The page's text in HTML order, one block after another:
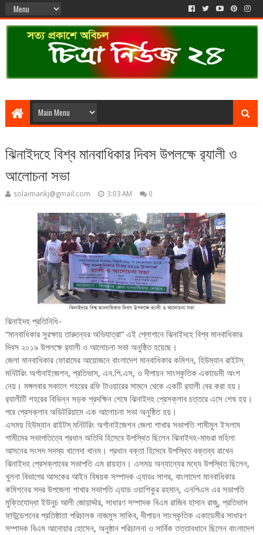
ঝিনাইদহে বিশ্ব মানবাধিকার দিবস উপলক্ষে র‌্যালী ও
আলোচনা সভা
solaimankj@gmail.com 3:03 AM 0
ঝিনাইদহ প্রতিনিধি-
“মানবাধিকার সুরক্ষায় তারুন্যের অভিযাত্রা” এই শ্লোগানে ঝিনাইদহে বিশ্ব মানবাধিকার
দিবস ২০১৯ উপলক্ষে র‌্যালী ও আলোচনা সভা অনুষ্ঠিত হয়েছে।
জেলা মানবাধিকার ফোরামের আয়োজনে বাংলাদেশ মানবাধিকার কমিশন, হিউম্যান রাইটস্
মনিটরিং অর্গানাইজেশন, প্রতিভাস, এন.পি.এস, ও দীপায়ন সাংস্কৃতিক একাডেমী অংশ
নেয়। মঙ্গলবার সকালে শহরের রফি টাওয়ারের সামনে থেকে একটি র‌্যালী বের করা হয়।
র‌্যালীটি শহরের বিভিন্ন সড়ক প্রদক্ষিন শেষে ঝিনাইদহ প্রেসক্লাব চত্তরে এসে শেষ হয়।
পরে প্রেসক্লাব অডিটরিয়ামে এক আলোচনা সভা অনুষ্ঠিত হয়।
এসময় হিউম্যান রাইটস্ মনিটরিং অর্গানাইজেশন জেলা শাখার সভাপতি শামীমুল ইসলাম
শামীমের সভাপতিত্বে প্রধান অতিথি হিসেবে উপস্থিত ছিলেন ঝিনাইদহ-মাগুরা মহিলা
আসনের সংসদ সদস্য খালেদা খানম। প্রধান বক্তা হিসেবে উপস্থিত বক্তব্য রাখেন
ঝিনাইদহ প্রেসক্লাবের সভাপতি এম রায়হান। এসময় অন্যান্যের মধ্যে উপস্থিত ছিলেন,
খুলনা বিভাগের আসকের আইন বিষয়ক সম্পাদক এ্যাডঃ সাগর, বাংলাদেশ মানবাধিকার
কমিশনের সদর উপজেলা শাখার সভাপতি এ্যাড ওয়াশিকুর রহমান, এনপিএস এর সভাপতি
মুক্তিযোদ্ধা ইউনুচ আলী জোয়ার্দ্দার, সাধারণ সম্পাদক বিএম রাজিব হাসান রাজু, প্রতিভাস
ফাউন্ডেশনের প্রতিষ্ঠাতা পরিচালক নাজমুস সাকিব, দীপায়ন সাংস্কৃতিক একাডেমীর সাধারণ
সম্পাদক বিএম আনোয়ার হোসেন, অনুষ্ঠান পরিচালনা ও সার্বিক তত্তাবধানে ছিলেন বাংলাদেশ